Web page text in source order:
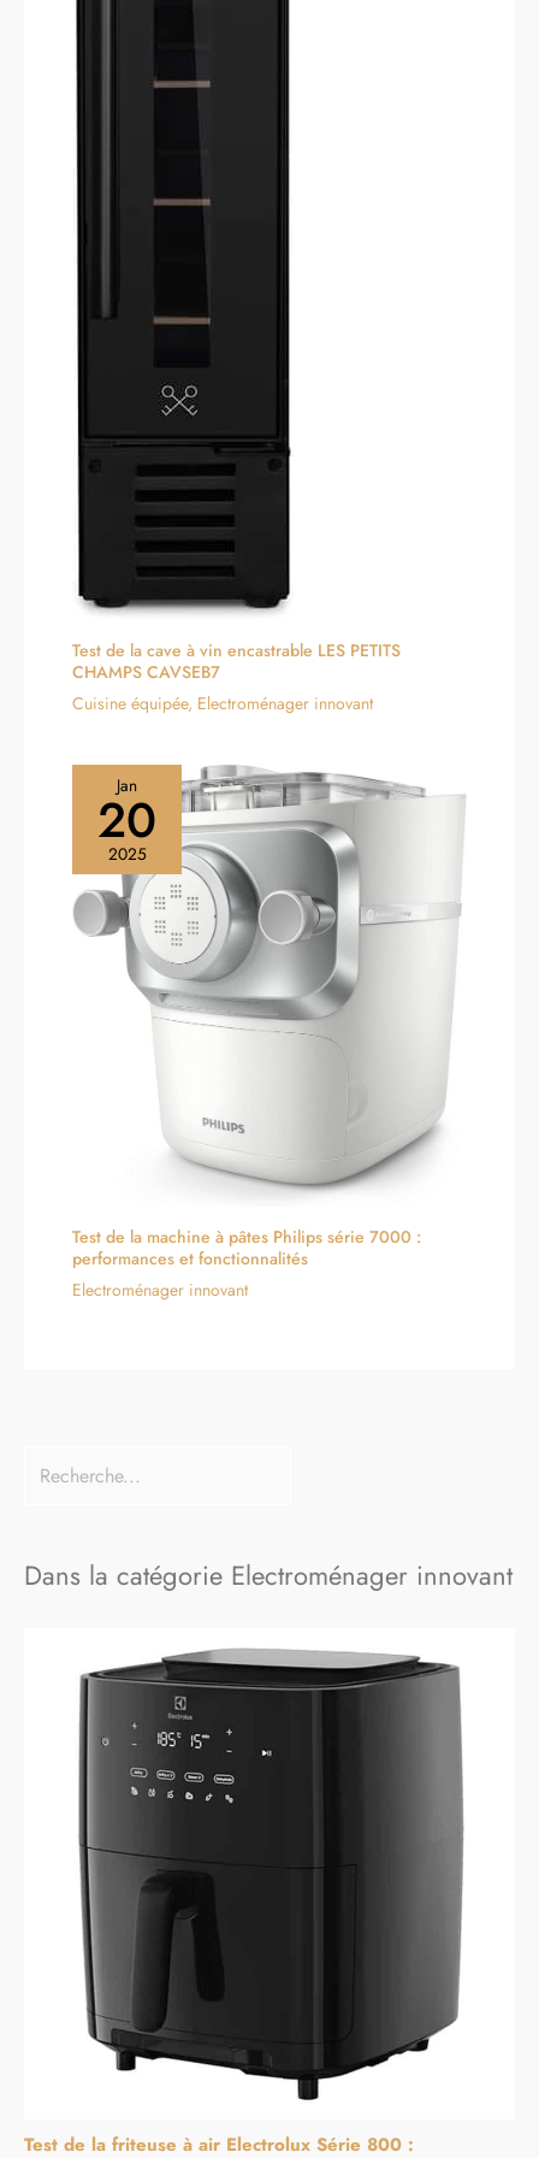
Test de la cave à vin encastrable LES PETITS
CHAMPS CAVSEB7
Cuisine équipée, Electroménager innovant
Jan
20
2025
Test de la machine à pâtes Philips série 7000 :
performances et fonctionnalités
Electroménager innovant
Dans la catégorie Electroménager innovant
Test de la friteuse à air Electrolux Série 800 :